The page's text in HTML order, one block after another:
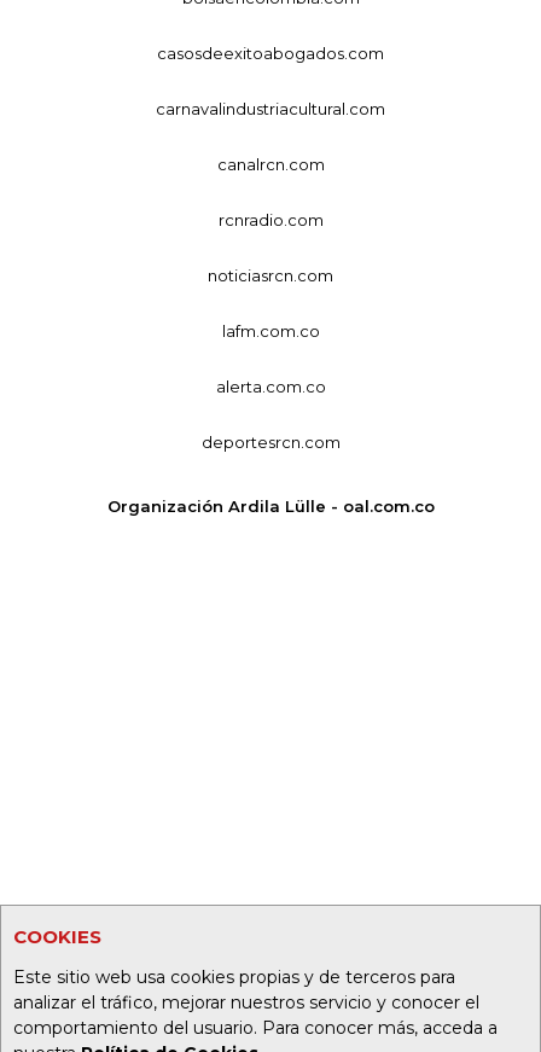
COOKIES
Este sitio web usa cookies propias y de terceros para
analizar el tráfico, mejorar nuestros servicio y conocer el
comportamiento del usuario. Para conocer más, acceda a
casosdeexitoabogados.com
carnavalindustriacultural.com
canalrcn.com
rcnradio.com
noticiasrcn.com
lafm.com.co
alerta.com.co
deportesrcn.com
Organización Ardila Lülle - oal.com.co